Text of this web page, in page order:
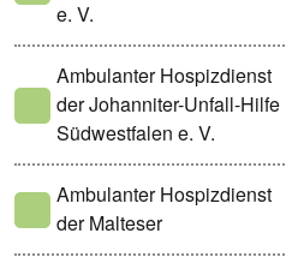
e. V.
Ambulanter Hospizdienst
der Johanniter-Unfall-Hilfe
Südwestfalen e. V.
Ambulanter Hospizdienst
der Malteser